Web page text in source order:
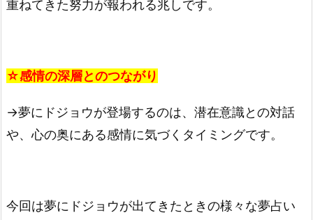
重ねてきた努力が報われる兆しです。
☆感情の深層とのつながり
→夢にドジョウが登場するのは、潜在意識との対話
や、心の奥にある感情に気づくタイミングです。
今回は夢にドジョウが出てきたときの様々な夢占い